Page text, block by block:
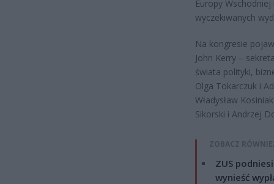
Europy
wyczekiwanych
Na kongresie
John Kerry –
świata polityki,
Olga Tokarczuk i
Władysław
Sikorski i Andrzej
ZOBACZ
ZUS
wynieść